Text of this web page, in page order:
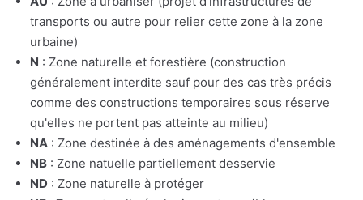
transports ou autre pour relier cette zone à la zone
urbaine)
N : Zone naturelle et forestière (construction
généralement interdite sauf pour des cas très précis
comme des constructions temporaires sous réserve
qu'elles ne portent pas atteinte au milieu)
NA : Zone destinée à des aménagements d'ensemble
NB : Zone natuelle partiellement desservie
ND : Zone naturelle à protéger